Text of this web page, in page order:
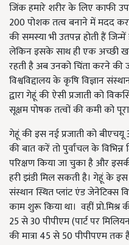
जिंक हमारे शरीर के लिए काफी
200 पोशक तत्व बनाने में मदद
की समस्या भी उतपन्न होती हैं
लेकिन इसके साथ ही एक अच्छी
रहती है अब उनको चिंता करने की
विश्वविद्दालय के कृषि विज्ञान
द्वारा गेहूं की ऐसी प्रजाती को
सूक्षम पोषक तत्वों की कमी को
गेहूं की इस नई प्रजाती को बीएचयू
की बात करें तो पुर्वांचल के
परिक्षण किया जा चुका है और
हरी झंडी मिल सकती है। गेहूं के इस
संस्थान स्थित प्लांट एंड जेनेटिक्स
काम शुरू किया था। वहीं प्रो.मिश्र
25 से 30 पीपीएम (पार्ट पर
की मात्रा 45 से 50 पीपीपएम तक